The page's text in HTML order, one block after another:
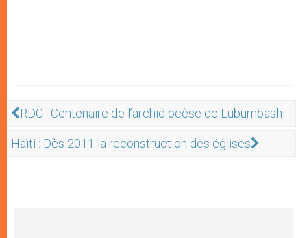
RDC : Centenaire de l’archidiocèse de Lubumbashi
Haïti : Dès 2011 la reconstruction des églises